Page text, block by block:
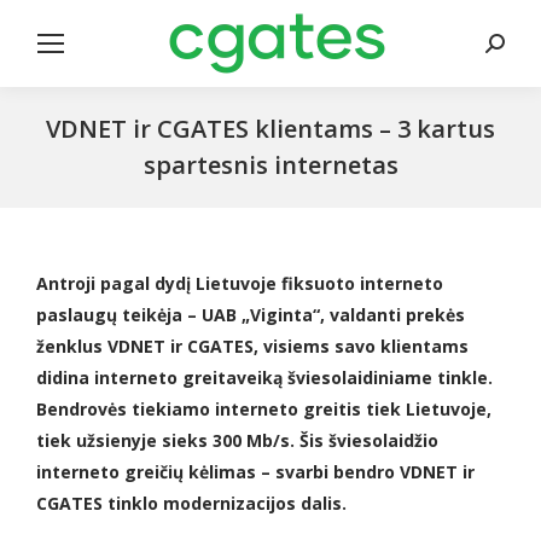
Search:
VDNET ir CGATES klientams – 3 kartus
spartesnis internetas
Antroji pagal dydį Lietuvoje fiksuoto interneto
paslaugų teikėja – UAB „Viginta“, valdanti prekės
ženklus VDNET ir CGATES, visiems savo klientams
didina interneto greitaveiką šviesolaidiniame tinkle.
Bendrovės tiekiamo interneto greitis tiek Lietuvoje,
tiek užsienyje sieks 300 Mb/s. Šis šviesolaidžio
interneto greičių kėlimas – svarbi bendro VDNET ir
CGATES tinklo modernizacijos dalis.